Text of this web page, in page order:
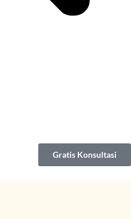
Gratis Konsultasi